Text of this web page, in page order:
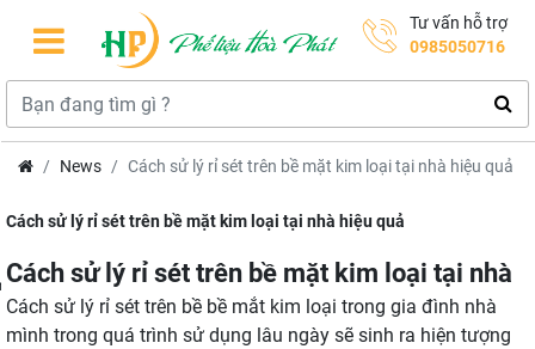
Tư vấn hỗ trợ
0985050716
News Cách sử lý rỉ sét trên bề mặt kim loại tại nhà hiệu quả
Cách sử lý rỉ sét trên bề mặt kim loại tại nhà hiệu quả
Cách sử lý rỉ sét trên bề mặt kim loại tại nhà
Cách sử lý rỉ sét trên bề bề mắt kim loại trong gia đình nhà
mình trong quá trình sử dụng lâu ngày sẽ sinh ra hiện tượng